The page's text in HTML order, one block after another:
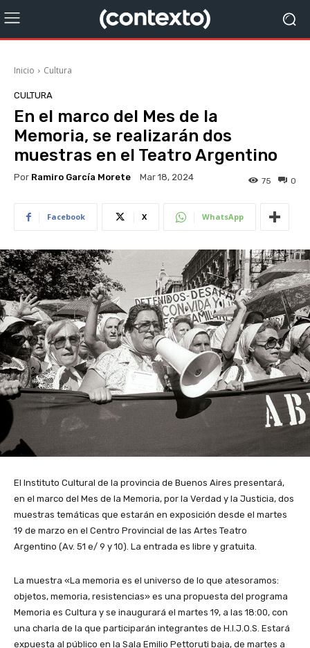
Inicio Cultura
CULTURA
En el marco del Mes de la
Memoria, se realizarán dos
muestras en el Teatro Argentino
Por Ramiro García Morete Mar 18, 2024 0
75
Facebook X WhatsApp
El Instituto Cultural de la provincia de Buenos Aires presentará,
en el marco del Mes de la Memoria, por la Verdad y la Justicia, dos
muestras temáticas que estarán en exposición desde el martes
19 de marzo en el Centro Provincial de las Artes Teatro
Argentino (Av. 51 e/ 9 y 10). La entrada es libre y gratuita.
La muestra «La memoria es el universo de lo que atesoramos:
objetos, memoria, resistencias» es una propuesta del programa
Memoria es Cultura y se inaugurará el martes 19, a las 18:00, con
una charla de la que participarán integrantes de H.I.J.O.S. Estará
expuesta al público en la Sala Emilio Pettoruti baja, de martes a